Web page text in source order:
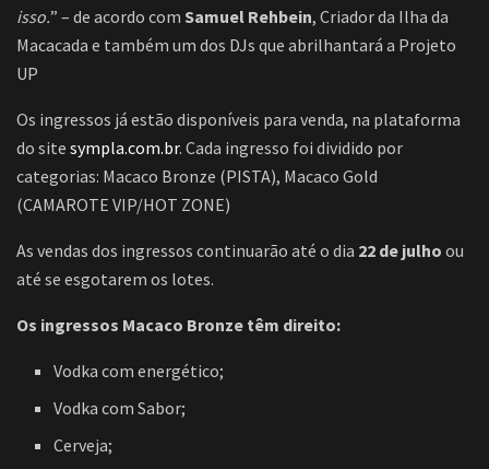
isso.” – de acordo com Samuel Rehbein, Criador da Ilha da
Macacada e também um dos DJs que abrilhantará a Projeto
UP
Os ingressos já estão disponíveis para venda, na plataforma
do site sympla.com.br. Cada ingresso foi dividido por
categorias: Macaco Bronze (PISTA), Macaco Gold
(CAMAROTE VIP/HOT ZONE)
As vendas dos ingressos continuarão até o dia 22 de julho ou
até se esgotarem os lotes.
Os ingressos Macaco Bronze têm direito:
Vodka com energético;
Vodka com Sabor;
Cerveja;